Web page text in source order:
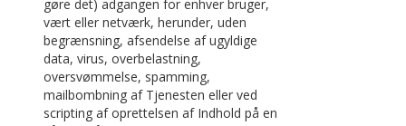
gøre det) adgangen for enhver bruger,
vært eller netværk, herunder, uden
begrænsning, afsendelse af ugyldige
data, virus, overbelastning,
oversvømmelse, spamming,
mailbombning af Tjenesten eller ved
scripting af oprettelsen af Indhold på en